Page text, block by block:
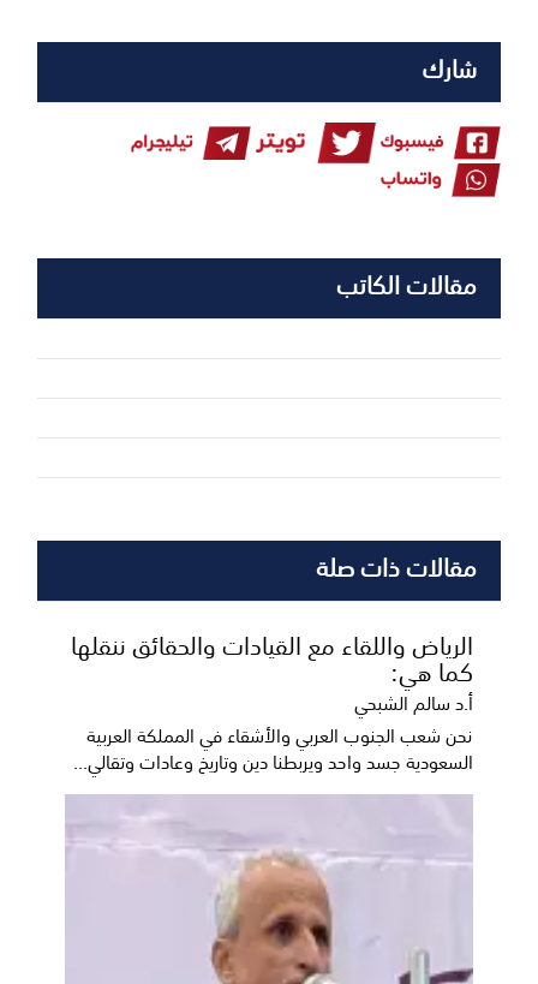
شارك
مقالات الكاتب
مقالات ذات صلة
الرياض واللقاء مع القيادات والحقائق ننقلها
كما هي:
أ.د سالم الشبحي
نحن شعب الجنوب العربي والأشقاء في المملكة العربية
السعودية جسد واحد ويربطنا دين وتاريخ وعادات وتقالي...